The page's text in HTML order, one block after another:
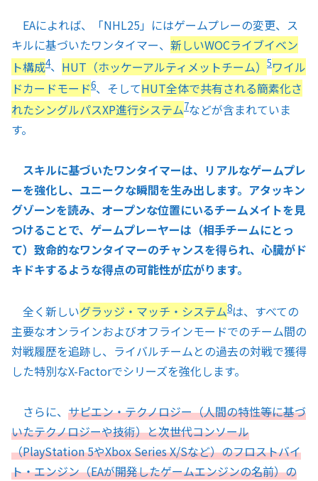
EAによれば、「NHL25」にはゲームプレーの変更、ス
キルに基づいたワンタイマー、 新しいWOCライブイベン
ト構成4、 HUT（ホッケーアルティメットチーム） 5ワイル
ドカードモード6、そしてHUT全体で共有される簡素化さ
れたシングルパスXP進行システム7などが含まれていま
す。
スキルに基づいたワンタイマーは、リアルなゲームプレ
ーを強化し、ユニークな瞬間を生み出します。アタッキン
グゾーンを読み、オープンな位置にいるチームメイトを見
つけることで、ゲームプレーヤーは（相手チームにとっ
て）致命的なワンタイマーのチャンスを得られ、心臓がド
キドキするような得点の可能性が広がります。
全く新しいグラッジ・マッチ・システム8は、すべての
主要なオンラインおよびオフラインモードでのチーム間の
対戦履歴を追跡し、ライバルチームとの過去の対戦で獲得
した特別なX-Factorでシリーズを強化します。
さらに、 サピエン・テクノロジー（人間の特性等に基づ
いたテクノロジーや技術）と次世代コンソール
（PlayStation 5やXbox Series X/Sなど）のフロストバイ
ト・エンジン（EAが開発したゲームエンジンの名前）の